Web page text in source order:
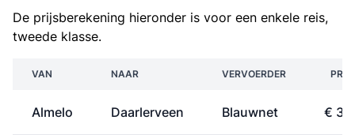
De prijsberekening hieronder is voor een enkele reis,
tweede klasse.
VAN NAAR VERVOERDER
Almelo Daarlerveen Blauwnet €